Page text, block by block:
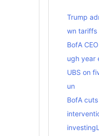
Trump
wn tariffs
BofA
ugh year
UBS on
un
BofA